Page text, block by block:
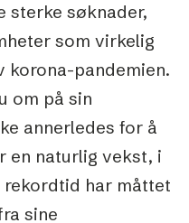
sterke søknader,
som virkelig
korona-pandemien.
om på sin
annerledes for å
en naturlig vekst, i
rekordtid har måttet
sine